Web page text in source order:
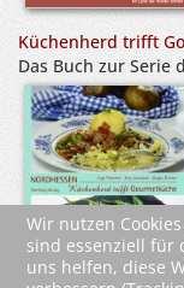
Küchenherd trifft
Das Buch zur Serie
Wir nutzen
sind essenziell für
uns helfen, diese